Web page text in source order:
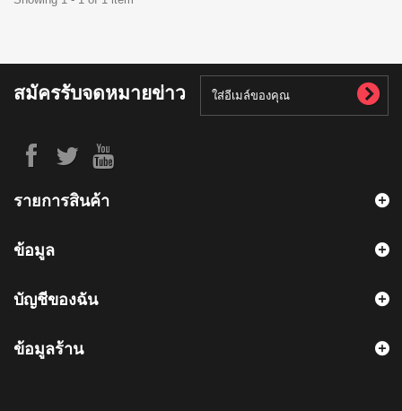
สมัครรับจดหมายข่าว
รายการสินค้า
ข้อมูล
บัญชีของฉัน
ข้อมูลร้าน